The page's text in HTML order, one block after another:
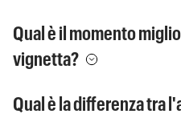
Qual è il momento
vignetta?
Qual è la differenza tra